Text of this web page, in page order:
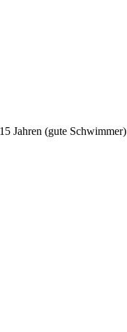
Jahren (gute Schwimmer)